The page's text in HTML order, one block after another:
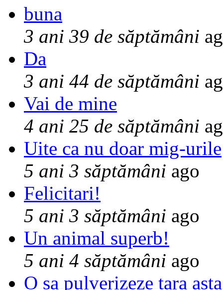
buna
3 ani 39 de săptămâni
Da
3 ani 44 de săptămâni
Vai de mine
4 ani 25 de săptămâni
Uite ca nu doar mig-urile
5 ani 3 săptămâni ago
Felicitari!
5 ani 3 săptămâni ago
Un animal superb!
5 ani 4 săptămâni ago
O sa pulverizeze tara